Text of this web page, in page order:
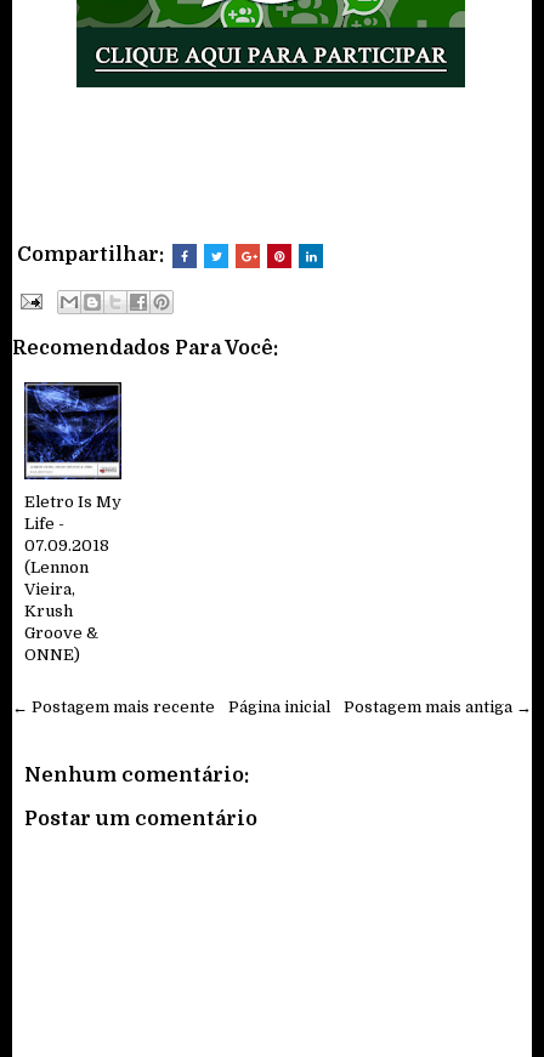
Compartilhar:
Recomendados Para Você:
Eletro Is My
Life -
07.09.2018
(Lennon
Vieira,
Krush
Groove &
ONNE)
← Postagem mais recente Postagem mais antiga →
Página inicial
Nenhum comentário:
Postar um comentário